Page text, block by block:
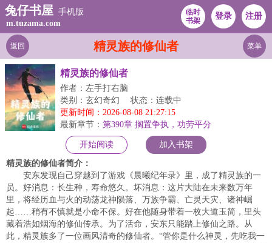
兔仔书屋 手机版
m.tuzama.com
临时
书架
登录 注册
精灵族的修仙者
返回 菜单
精灵族的修仙者
作者：左手打右脑
类别：玄幻奇幻
状态：连载中
更新时间：2026-08-08 21:27:15
最新章节： 第390章 搁置争执，功劳平分
开始阅读 加入书架
精灵族的修仙者简介：
安东发现自己穿越到了游戏《晨曦纪年录》里，成了精灵族的一
员。好消息：长生种，寿命悠久。坏消息：这片大陆在未来数万年
里，将经历血与火的动荡龙神陨落、万族争霸、亡灵天灾、诸神崛
起……稍有不慎就是小命不保。好在他随身带着一枚大道玉简，里头
藏着浩如烟海的修仙传承。为了活命，安东只能踏上修仙之路。从
此，精灵族多了一位画风清奇的修仙者。“管你是什么神灵，先吃我一